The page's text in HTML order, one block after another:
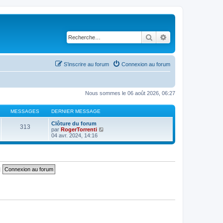
Rechercher
Connexion au forum
S’inscrire au forum
Nous sommes le 06 août 2026, 06:27
MESSAGES DERNIER MESSAGE
313
Clôture du forum
par RogerTorrenti
i
r
04 avr. 2024, 14:16